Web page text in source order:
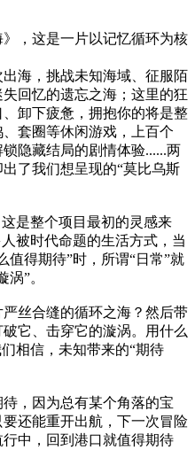
，这是一片以记忆循环为核
海，挑战未知海域、征服陌
回忆的遗忘之海；这里的狂
卸下疲惫，拥抱你的将是整
套圈等休闲游戏，上百个
隐藏结局的剧情体验......两
了我们想呈现的“莫比乌斯
是整个项目最初的灵感来
被时代命题的生活方式，当
值得期待”时，所谓“日常”就
”。
丝合缝的循环之海？然后带
它、击穿它的漩涡。用什么
相信，未知带来的“期待
，因为总有某个角落的宝
还能重开出航，下一次冒险
中，回到港口就值得期待